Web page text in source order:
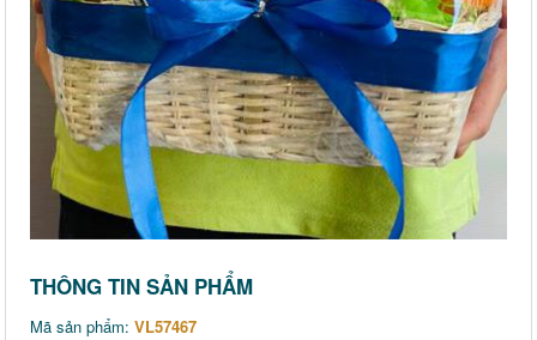
THÔNG TIN SẢN PHẨM
Mã sản phẩm: VL57467